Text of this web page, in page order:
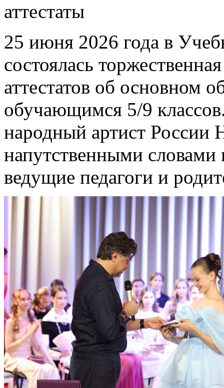
аттестаты
25 июня 2026 года в
состоялась
аттестатов об основном
обучающимся 5/9
народный артист России
напутственными
ведущие педагоги и